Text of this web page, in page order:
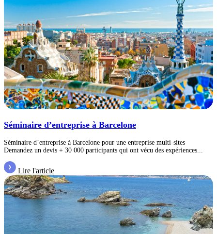
Séminaire d’entreprise à Barcelone
Séminaire d’entreprise à Barcelone pour une entreprise multi-sites
Demandez un devis + 30 000 participants qui ont vécu des expériences...
Lire l'article